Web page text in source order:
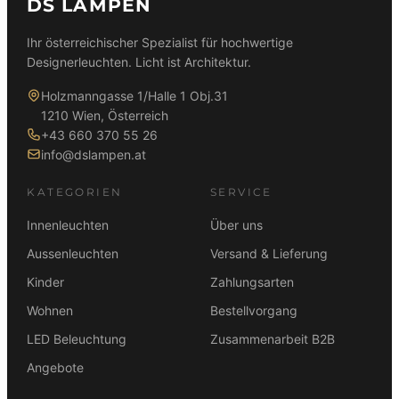
DS LAMPEN
Ihr österreichischer Spezialist für hochwertige
Designerleuchten. Licht ist Architektur.
Holzmanngasse 1/Halle 1 Obj.31
1210 Wien, Österreich
+43 660 370 55 26
info@dslampen.at
KATEGORIEN
Innenleuchten
Aussenleuchten
Kinder
Wohnen
LED Beleuchtung
Angebote
SERVICE
Über uns
Versand & Lieferung
Zahlungsarten
Bestellvorgang
Zusammenarbeit B2B